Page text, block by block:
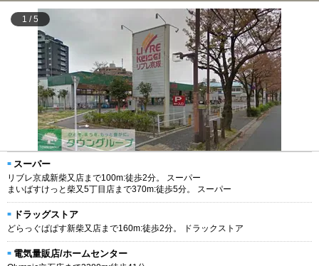
1 /5
スーパー
リブレ京成新柴又店まで100m:徒歩2分。 スーパー
まいばすけっと柴又5丁目店まで370m:徒歩5分。 スーパー
ドラッグストア
どらっぐぱぱす新柴又店まで160m:徒歩2分。 ドラックストア
電気量販店/ホームセンター